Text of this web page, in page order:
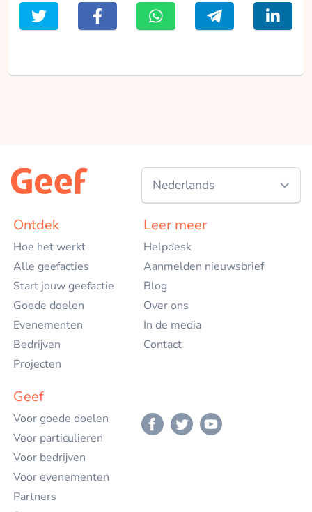
Nederlands
English
Ontdek
Hoe het werkt
Alle geefacties
Start jouw geefactie
Goede doelen
Evenementen
Bedrijven
Projecten
Leer meer
Helpdesk
Aanmelden nieuwsbrief
Blog
Over ons
In de media
Contact
Geef
Voor goede doelen
Voor particulieren
Voor bedrijven
Voor evenementen
Partners